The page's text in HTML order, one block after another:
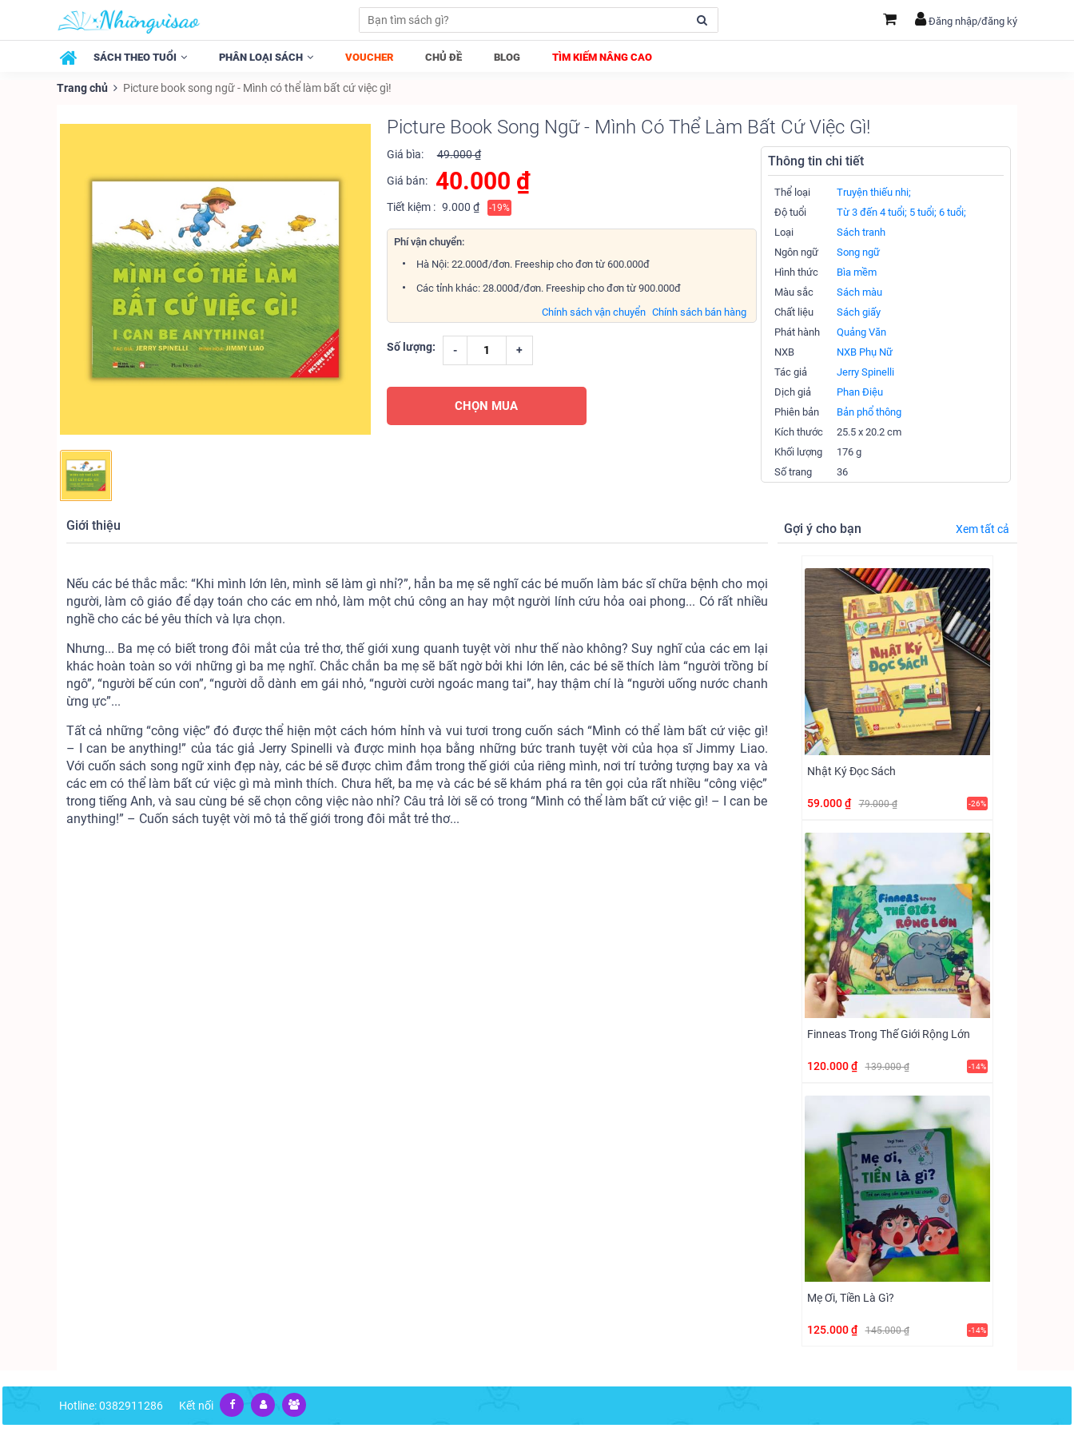
Đăng nhập/đăng ký
SÁCH THEO TUỔI PHÂN LOẠI SÁCH VOUCHER CHỦ ĐỀ BLOG TÌM KIẾM NÂNG CAO
Trang chủ Picture book song ngữ - Mình có thể làm bất cứ việc gì!
Picture Book Song Ngữ - Mình Có Thể Làm Bất Cứ Việc Gì!
Giá bìa: 49.000 ₫
Giá bán: 40.000 ₫
Tiết kiệm : 9.000 ₫ -19%
Phí vận chuyển:
Hà Nội: 22.000đ/đơn. Freeship cho đơn từ 600.000đ
Các tỉnh khác: 28.000đ/đơn. Freeship cho đơn từ 900.000đ
Chính sách bán hàng
Chính sách vận chuyển
Số lượng: - +
CHỌN MUA
Thông tin chi tiết
Thể loại
Truyện thiếu nhi;
Độ tuổi
Từ 3 đến 4 tuổi; 5 tuổi; 6 tuổi;
Loại
Sách tranh
Ngôn ngữ
Song ngữ
Hình thức
Bìa mềm
Màu sắc
Sách màu
Chất liệu
Sách giấy
Phát hành
Quảng Văn
NXB
NXB Phụ Nữ
Tác giả
Jerry Spinelli
Dịch giả
Phan Điệu
Phiên bản
Bản phổ thông
Kích thước
25.5 x 20.2 cm
Khối lượng
176 g
Số trang
36
Giới thiệu
Nếu các bé thắc mắc: “Khi mình lớn lên, mình sẽ làm gì nhỉ?”, hẳn ba mẹ sẽ nghĩ các bé muốn làm bác sĩ chữa bệnh cho mọi
người, làm cô giáo để dạy toán cho các em nhỏ, làm một chú công an hay một người lính cứu hỏa oai phong... Có rất nhiều
nghề cho các bé yêu thích và lựa chọn.
Nhưng... Ba mẹ có biết trong đôi mắt của trẻ thơ, thế giới xung quanh tuyệt vời như thế nào không? Suy nghĩ của các em lại
khác hoàn toàn so với những gì ba mẹ nghĩ. Chắc chắn ba mẹ sẽ bất ngờ bởi khi lớn lên, các bé sẽ thích làm “người trồng bí
ngô”, “người bế cún con”, “người dỗ dành em gái nhỏ, “người cười ngoác mang tai”, hay thậm chí là “người uống nước chanh
ừng ực”...
Tất cả những “công việc” đó được thể hiện một cách hóm hỉnh và vui tươi trong cuốn sách “Mình có thể làm bất cứ việc gì!
– I can be anything!” của tác giả Jerry Spinelli và được minh họa bằng những bức tranh tuyệt vời của họa sĩ Jimmy Liao.
Với cuốn sách song ngữ xinh đẹp này, các bé sẽ được chìm đắm trong thế giới của riêng mình, nơi trí tưởng tượng bay xa và
các em có thể làm bất cứ việc gì mà mình thích. Chưa hết, ba mẹ và các bé sẽ khám phá ra tên gọi của rất nhiều “công việc”
trong tiếng Anh, và sau cùng bé sẽ chọn công việc nào nhỉ? Câu trả lời sẽ có trong “Mình có thể làm bất cứ việc gì! – I can be
anything!” – Cuốn sách tuyệt vời mô tả thế giới trong đôi mắt trẻ thơ...
Gợi ý cho bạn Xem tất cả
Nhật Ký Đọc Sách
59.000 ₫ 79.000 ₫ -26%
Finneas Trong Thế Giới Rộng Lớn
120.000 ₫ 139.000 ₫ -14%
Mẹ Ơi, Tiền Là Gì?
125.000 ₫ 145.000 ₫ -14%
Hotline: 0382911286 Kết nối